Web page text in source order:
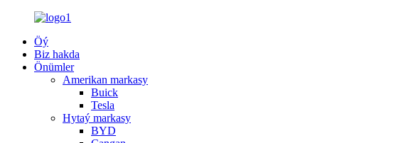
Öý
Biz hakda
Önümler
Amerikan markasy
Buick
Tesla
Hytaý markasy
BYD